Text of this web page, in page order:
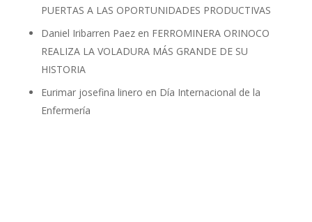
PUERTAS A LAS OPORTUNIDADES PRODUCTIVAS
Daniel Iribarren Paezen FERROMINERA ORINOCO
REALIZA LA VOLADURA MÁS GRANDE DE SU
HISTORIA
Eurimar josefina linero en Día Internacional de la
Enfermería